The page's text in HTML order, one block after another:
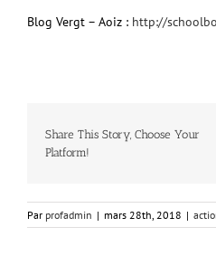
Blog Vergt – Aoiz : http://
Share This Story, Choose Your
Platform!
Par profadmin | mars 28th, 2018 |